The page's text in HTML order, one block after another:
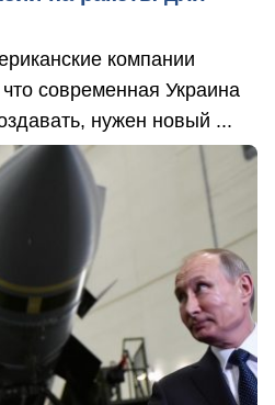
компании
современная Украина
нужен новый ...